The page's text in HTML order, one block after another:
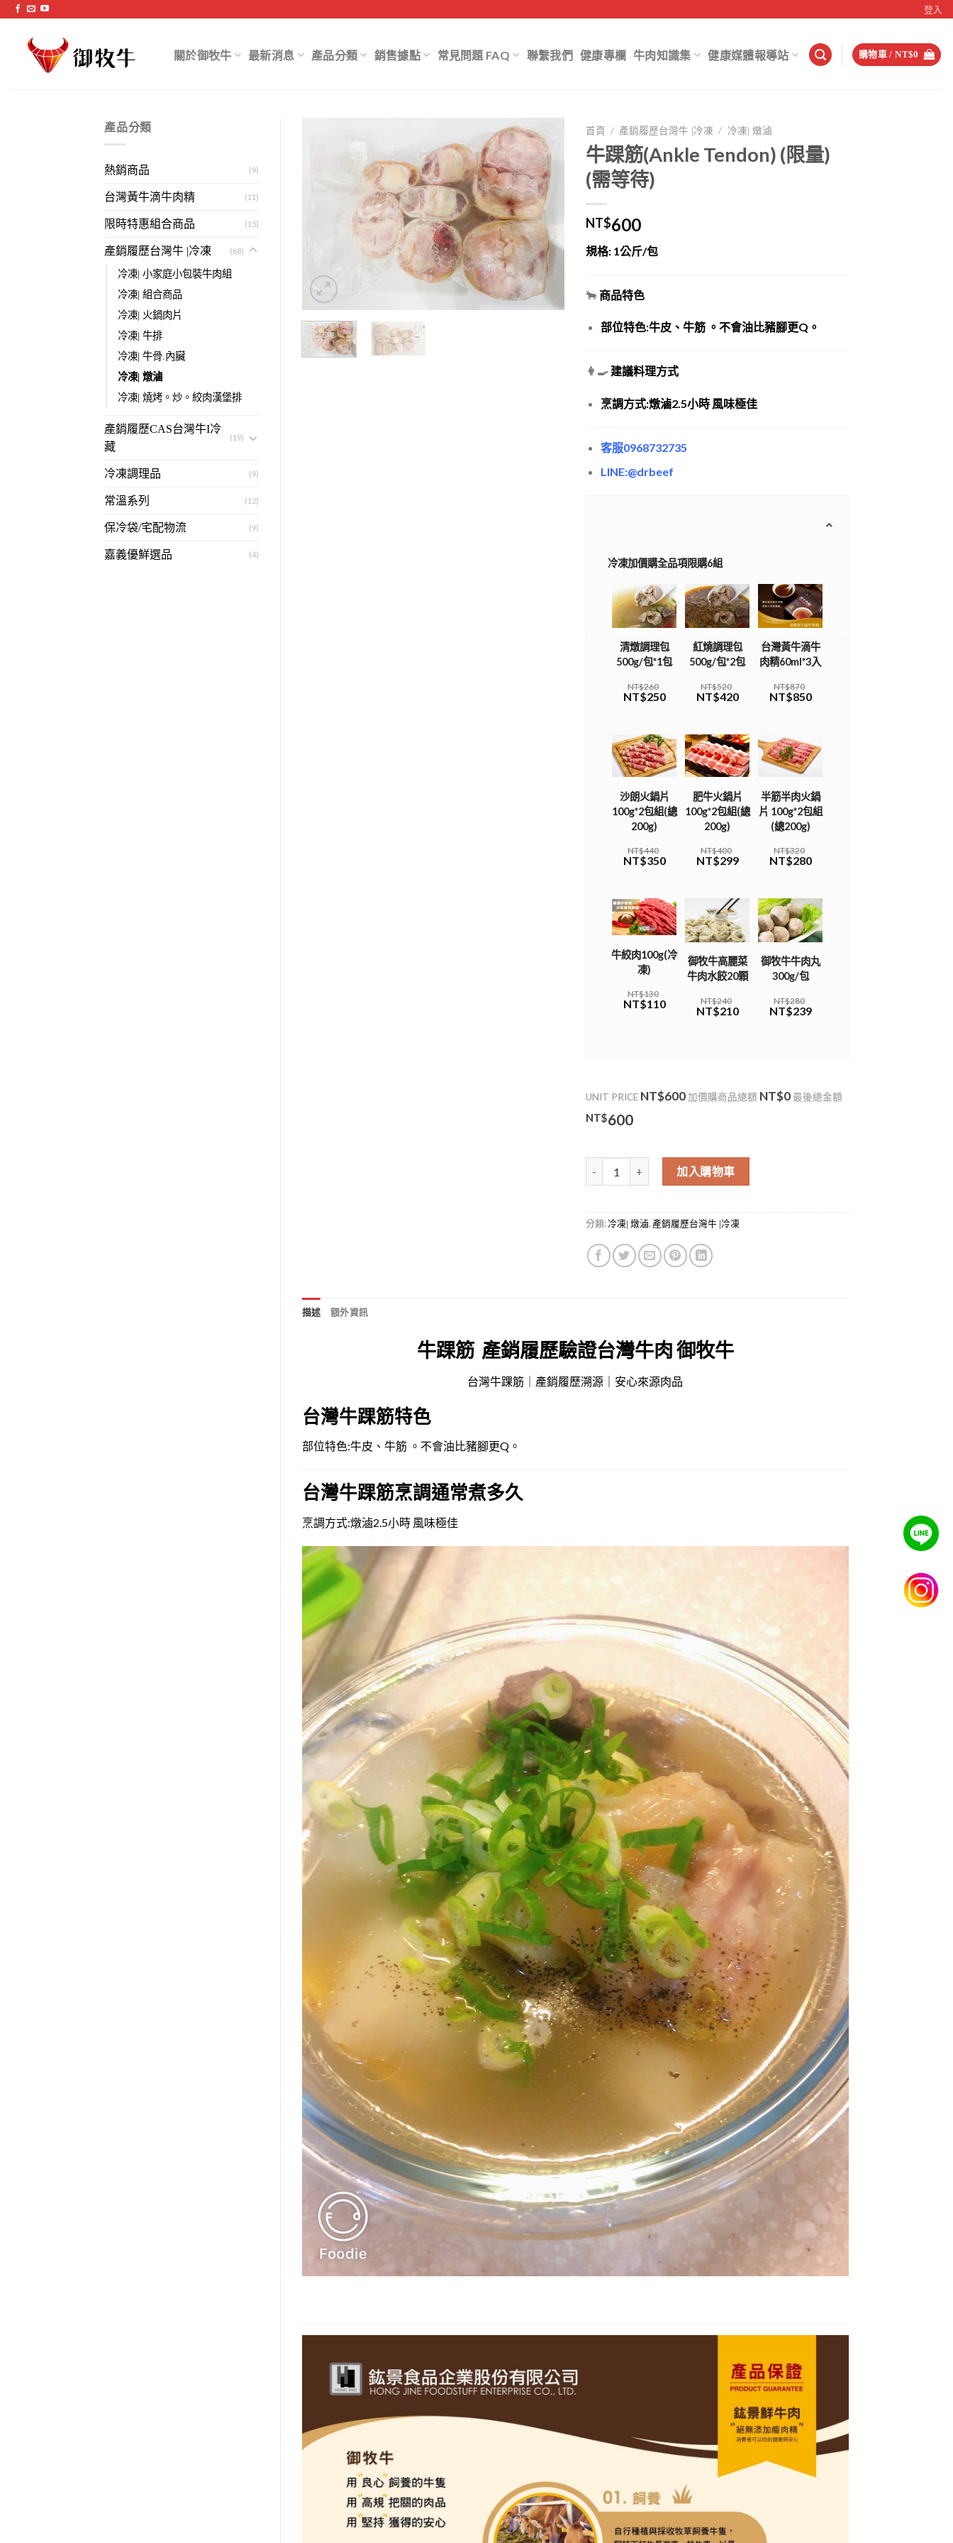
登入
關於御牧牛 最新消息 產品分類 銷售據點 常見問題 FAQ 聯繫我們 健康專欄 牛肉知識集 健康媒體報導站 購物車 /NT$0
產品分類
熱銷商品 (9)
台灣黃牛滴牛肉精 (11)
限時特惠組合商品 (15)
產銷履歷台灣牛 |冷凍 (68)
冷凍| 小家庭小包裝牛肉組
冷凍| 組合商品
冷凍| 火鍋肉片
冷凍| 牛排
冷凍| 牛骨.內臟
冷凍| 燉滷
冷凍| 燒烤。炒。絞肉漢堡排
產銷履歷CAS台灣牛I冷
藏
(19)
冷凍調理品 (9)
常溫系列 (12)
保冷袋/宅配物流 (9)
嘉義優鮮選品 (4)
首頁 / 產銷履歷台灣牛 |冷凍 / 冷凍| 燉滷
牛踝筋(Ankle Tendon) (限量)
(需等待)
NT$600
規格: 1公斤/包
🐂 商品特色
部位特色:牛皮、牛筋 。不會油比豬腳更Q。
👩‍🍳 建議料理方式
烹調方式:燉滷2.5小時 風味極佳
客服0968732735
LINE:@drbeef
冷凍加價購全品項限購6組
清燉調理包
500g/包*1包
NT$260
NT$250
紅燒調理包
500g/包*2包
NT$520
NT$420
台灣黃牛滴牛
肉精60ml*3入
NT$870
NT$850
沙朗火鍋片
100g*2包組(總
200g)
NT$440
NT$350
肥牛火鍋片
100g*2包組(總
200g)
NT$400
NT$299
半筋半肉火鍋
片 100g*2包組
(總200g)
NT$320
NT$280
牛絞肉100g(冷
凍)
NT$130
NT$110
御牧牛高麗菜
牛肉水餃20顆
NT$240
NT$210
御牧牛牛肉丸
300g/包
NT$280
NT$239
UNIT PRICE NT$600 加價購商品總額 NT$0 最後總金額
NT$600
牛踝筋(Ankle Tendon) (限量) (需等待) 數量
加入購物車
分類: 冷凍| 燉滷, 產銷履歷台灣牛 |冷凍
描述 額外資訊
牛踝筋 產銷履歷驗證台灣牛肉 御牧牛
台灣牛踝筋｜產銷履歷溯源｜安心來源肉品
台灣牛踝筋特色
部位特色:牛皮、牛筋 。不會油比豬腳更Q。
台灣牛踝筋烹調通常煮多久
烹調方式:燉滷2.5小時 風味極佳